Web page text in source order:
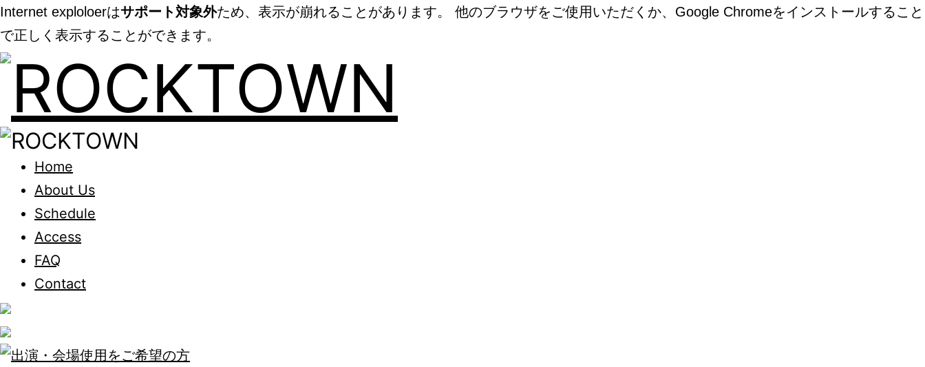
Internet exploloerはサポート対象外ため、表示が崩れることがあります。 他のブラウザをご使用いただくか、Google Chromeをインストールすること
で正しく表示することができます。
Home
About Us
Schedule
Access
FAQ
Contact